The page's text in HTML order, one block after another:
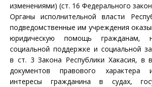
изменениями) (ст. 16 Федерального
Органы исполнительной власти
подведомственные им учреждения
юридическую помощь гражданам,
социальной поддержке и социальной
в ст. 3 Закона Республики Хакасия, в
документов правового характера
интересы гражданина в судах,